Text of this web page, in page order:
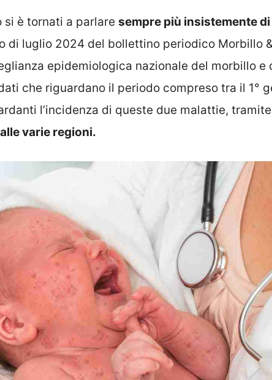
si è tornati a parlare sempre più insistemente
di luglio 2024 del bollettino periodico Morbillo
epidemiologica nazionale del morbillo e
che riguardano il periodo compreso tra il 1°
l’incidenza di queste due malattie,
varie regioni.